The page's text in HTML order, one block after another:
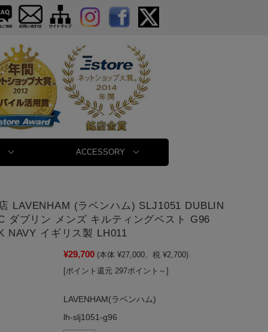
ACCESSORY
LAVENHAM (ラベンハム) SLJ1051 DUBLIN
ダブリン メンズ キルティングベスト G96
NAVY イギリス製 LH011
¥29,700 (本体 ¥27,000、税 ¥2,700)
[ポイント還元 297ポイント～]
LAVENHAM(ラベンハム)
lh-slj1051-g96